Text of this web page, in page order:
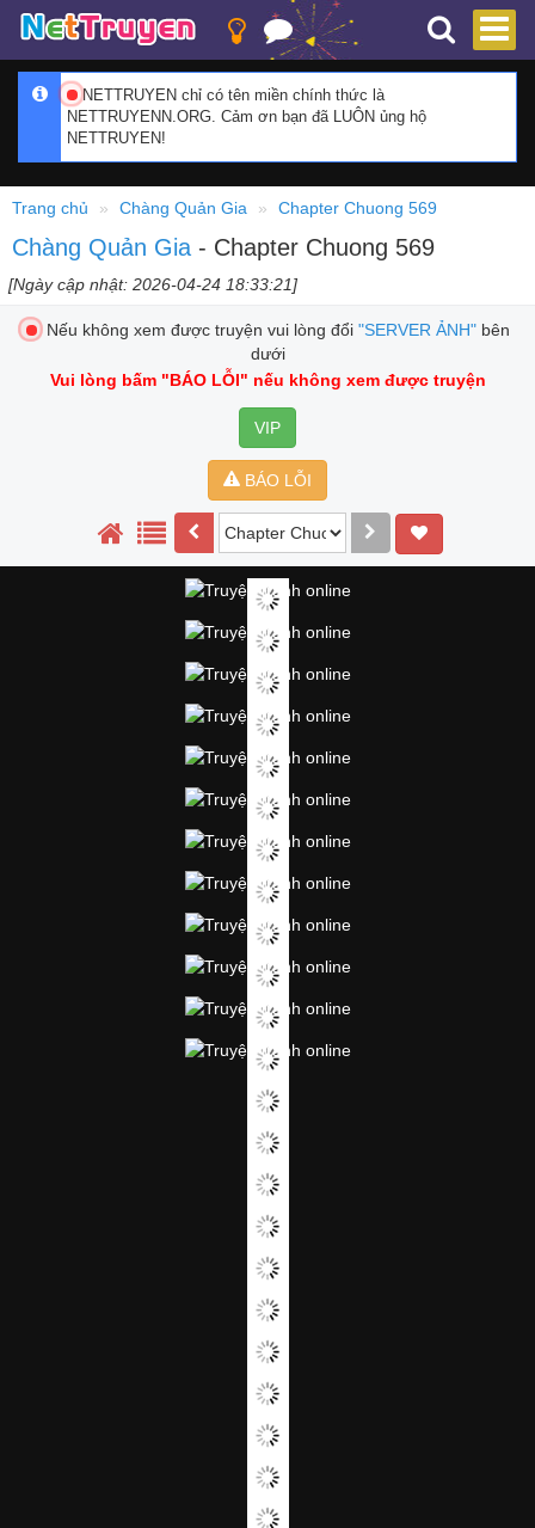
NETTRUYEN chỉ có tên miền chính thức là
NETTRUYENN.ORG. Cảm ơn bạn đã LUÔN ủng hộ
NETTRUYEN!
Trang chủ Chàng Quản Gia Chapter Chuong 569
Chàng Quản Gia - Chapter Chuong 569
[Ngày cập nhật: 2026-04-24 18:33:21]
Nếu không xem được truyện vui lòng đổi "SERVER ẢNH"bên
dưới
Vui lòng bấm "BÁO LỖI" nếu không xem được truyện
VIP
BÁO LỖI